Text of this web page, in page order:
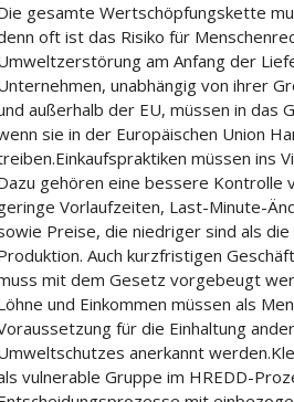
gesamte Wertschöpfungskette
oft ist das Risiko für
am Anfang der
unabhängig von ihrer
außerhalb der EU, müssen in das
sie in der Europäischen Union
müssen ins
gehören eine bessere Kontrolle
Vorlaufzeiten, Last-Minute-
Preise, die niedriger sind als
Auch kurzfristigen
mit dem Gesetz vorgebeugt
und Einkommen müssen als
für die Einhaltung
anerkannt
vulnerable Gruppe im HREDD-